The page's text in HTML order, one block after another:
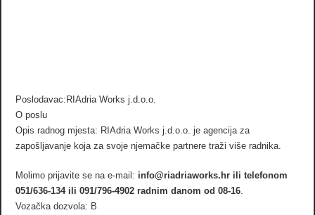
Poslodavac:RIAdria Works j.d.o.o.
O poslu
Opis radnog mjesta: RIAdria Works j.d.o.o. je agencija za
zapošljavanje koja za svoje njemačke partnere traži više radnika.
Molimo prijavite se na e-mail: info@riadriaworks.hr ili telefonom
051/636-134 ili 091/796-4902 radnim danom od 08-16
Vozačka dozvola: B